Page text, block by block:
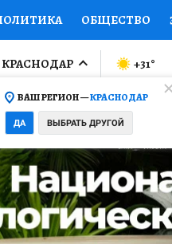
ОБЩЕСТВО
ПРОИСШЕСТВИЯ
ОТКРЫВАЕМ МИР Я ЗНАЮ
СЕРИАЛЫ
КОЛЛЕКЦИИ
КРАСНОДАР
ВАШ РЕГИОН —КРАСНОДАР
ДА ВЫБРАТЬ ДРУГОЙ
+31°